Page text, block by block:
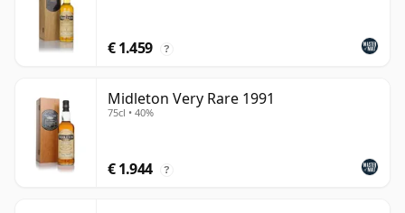
€ 1.459 ?
Midleton Very Rare 1991
75cl • 40%
€ 1.944 ?